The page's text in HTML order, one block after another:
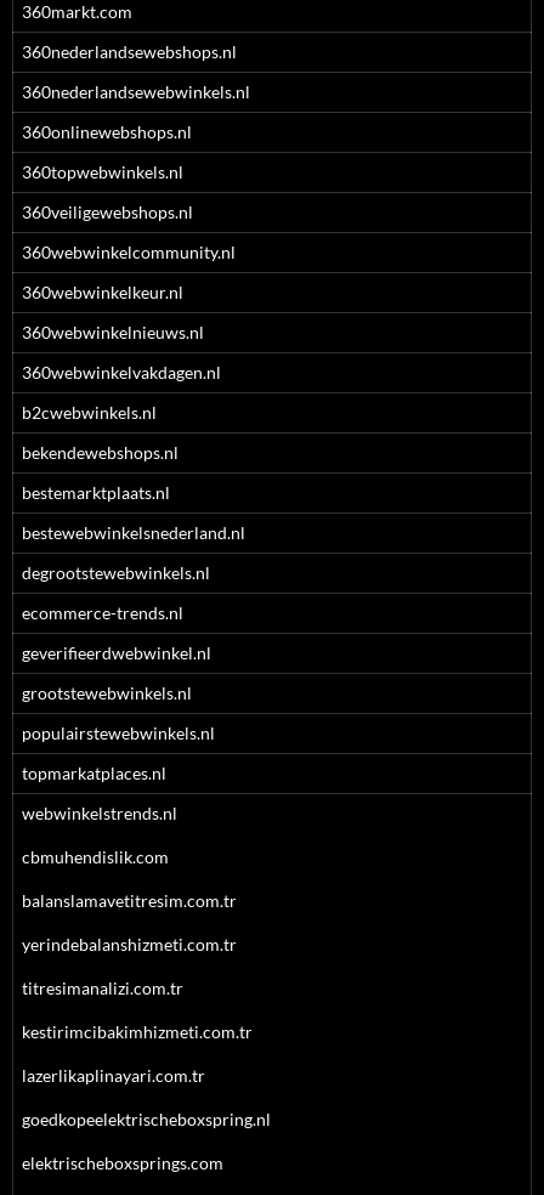
360markt.com
360nederlandsewebshops.nl
360nederlandsewebwinkels.nl
360onlinewebshops.nl
360topwebwinkels.nl
360veiligewebshops.nl
360webwinkelcommunity.nl
360webwinkelkeur.nl
360webwinkelnieuws.nl
360webwinkelvakdagen.nl
b2cwebwinkels.nl
bekendewebshops.nl
bestemarktplaats.nl
bestewebwinkelsnederland.nl
degrootstewebwinkels.nl
ecommerce-trends.nl
geverifieerdwebwinkel.nl
grootstewebwinkels.nl
populairstewebwinkels.nl
topmarkatplaces.nl
webwinkelstrends.nl
cbmuhendislik.com
balanslamavetitresim.com.tr
yerindebalanshizmeti.com.tr
titresimanalizi.com.tr
kestirimcibakimhizmeti.com.tr
lazerlikaplinayari.com.tr
goedkopeelektrischeboxspring.nl
elektrischeboxsprings.com